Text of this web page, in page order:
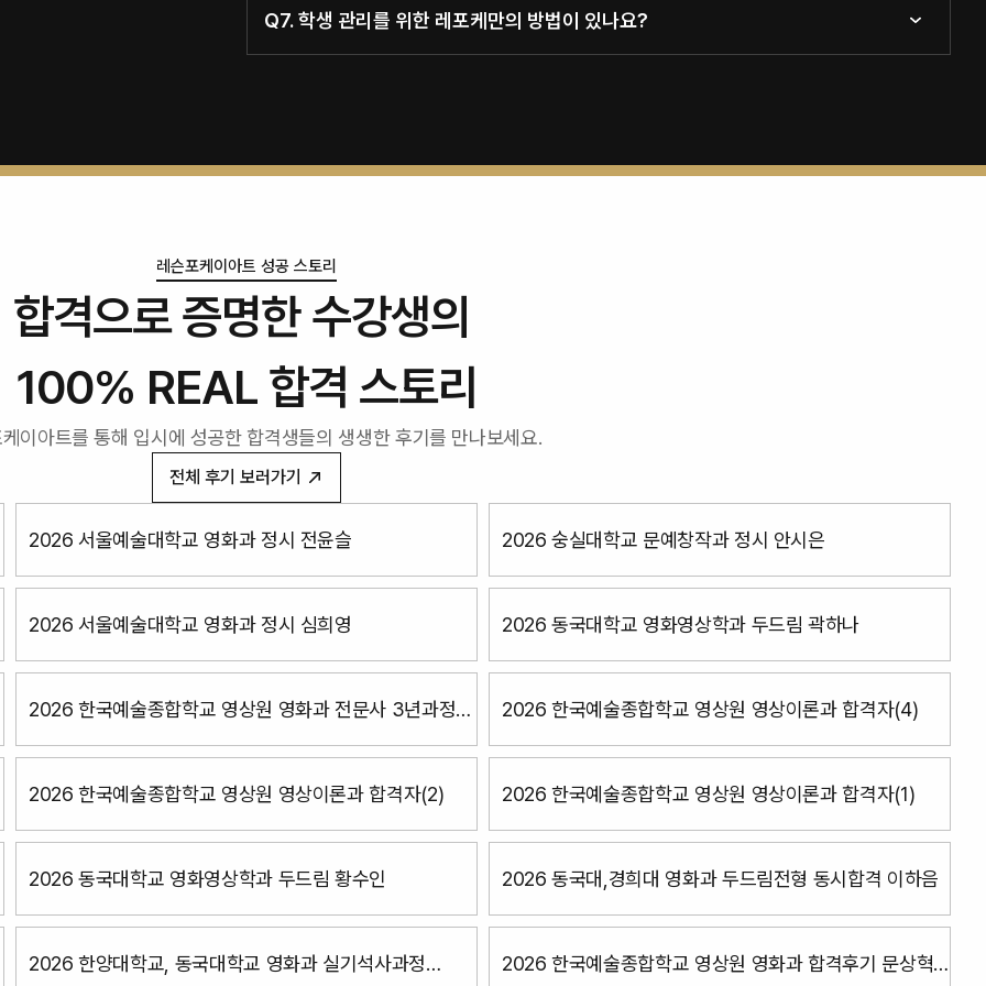
Q7. 학생 관리를 위한 레포케만의 방법이 있나요?
레슨포케이아트 성공 스토리
합격으로 증명한 수강생의
100% REAL 합격 스토리
이아트를 통해 입시에 성공한 합격생들의 생생한 후기를 만나보세요.
전체 후기 보러가기
2026 서울예술대학교 영화과 정시 전윤슬 2026 숭실대학교 문예창작과 정시 안시은
2026 서울예술대학교 영화과 정시 심희영 2026 동국대학교 영화영상학과 두드림 곽하나
2026 한국예술종합학교 영상원 영화과 전문사 3년과정
2026 한국예술종합학교 영상원 영상이론과 합격자(4)
2026 한국예술종합학교 영상원 영상이론과 합격자(2) 2026 한국예술종합학교 영상원 영상이론과 합격자(1)
2026 동국대학교 영화영상학과 두드림 황수인 2026 동국대,경희대 영화과 두드림전형 동시합격 이하음
2026 한양대학교, 동국대학교 영화과 실기석사과정
2026 한국예술종합학교 영상원 영화과 합격후기 문상혁